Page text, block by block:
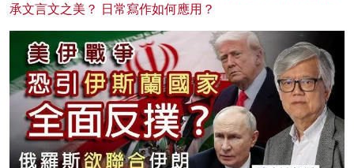
承文言文之美？ 日常寫作如何應用？